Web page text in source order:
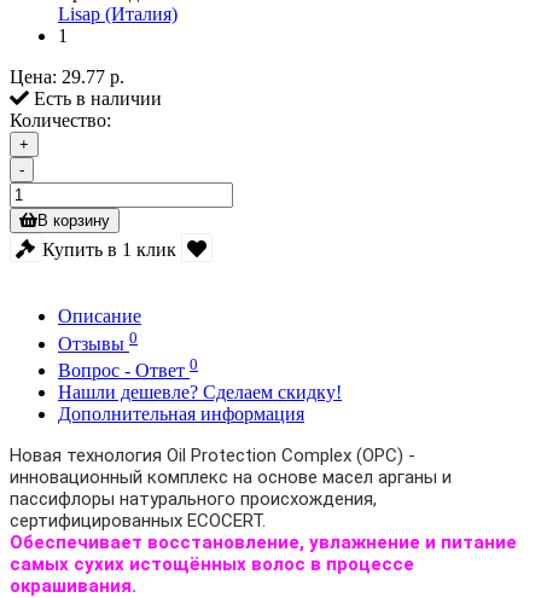
Lisap (Италия)
1
Цена: 29.77 р.
Есть в наличии
Количество:
+
-
В корзину
Купить в 1 клик
Описание
Отзывы 0
Вопрос - Ответ 0
Нашли дешевле? Сделаем скидку!
Дополнительная информация
Новая технология Oil Protection Complex (OPC) -
инновационный комплекс на основе масел арганы и
пассифлоры натурального происхождения,
сертифицированных ECOCERT.
Обеспечивает восстановление, увлажнение и питание
самых сухих истощённых волос в процессе
окрашивания.